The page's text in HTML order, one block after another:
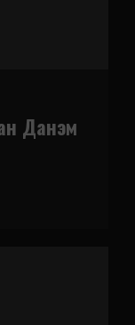
Данэм